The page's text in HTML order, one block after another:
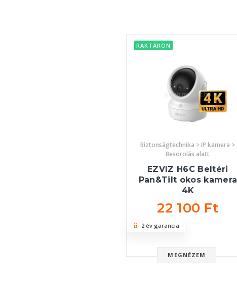
RAKTÁRON
Biztonságtechnika > IP kamera >
Besorolás alatt
EZVIZ H6C Beltéri
Pan&Tilt okos kamera
4K
22 100 Ft
MEGNÉZEM
2 év garancia